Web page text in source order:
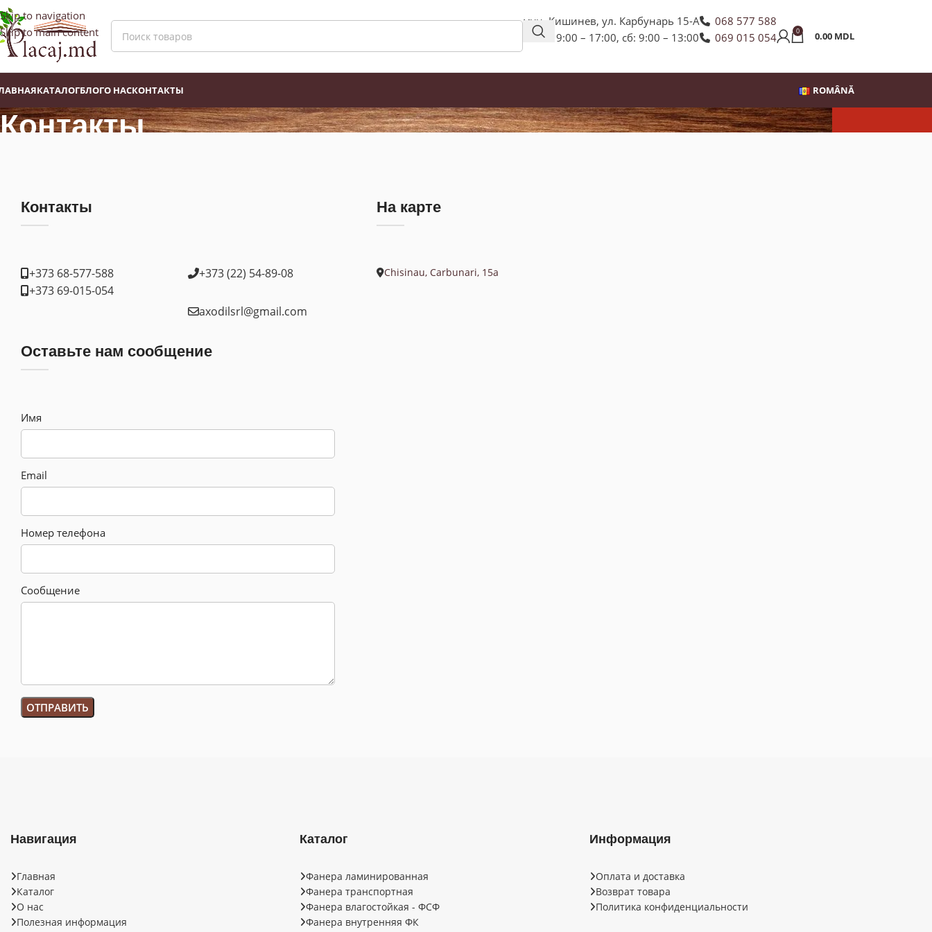
Skip to navigation
Skip to main content
мун. Кишинев, ул. Карбунарь 15-А
пн-пт: 9:00 – 17:00, сб: 9:00 – 13:00
068 577 588
069 015 054
0 0.00 MDL
КАТАЛОГБЛОГО НАСКОНТАКТЫ ROMÂNĂ
Контакты
Контакты
+373 68-577-588
+373 69-015-054
+373 (22) 54-89-08
axodilsrl@gmail.com
Оставьте нам сообщение
Имя
Email
Номер телефона
Сообщение
На карте
Chisinau, Carbunari, 15a
Навигация
Главная
Каталог
О нас
Полезная информация
Каталог
Фанера ламинированная
Фанера транспортная
Фанера влагостойкая - ФСФ
Фанера внутренняя ФК
Информация
Оплата и доставка
Возврат товара
Политика конфиденциальности